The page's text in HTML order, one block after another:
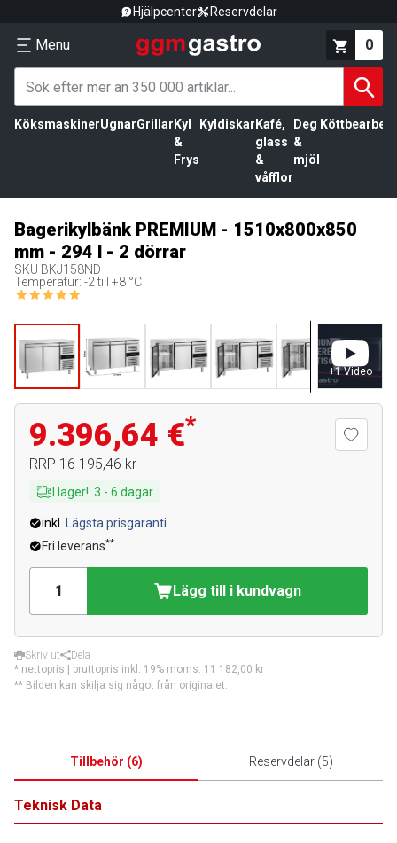
Hjälpcenter Reservdelar
Menu 0
KöksmaskinerUgnarGrillar Kyl
&
Frys
Kyldiskar Kafé,
glass
&
våfflor
Deg
&
mjöl
Bagerikylbänk PREMIUM - 1510x800x850
mm - 294 l - 2 dörrar
SKU BKJ158ND
Temperatur: -2 till +8 °C
+1 Video
9.396,64 €*
RRP 16 195,46 kr
I lager!: 3 - 6 dagar
inkl.
Lägsta prisgaranti
Fri leverans**
Lägg till i kundvagn
Skriv ut
Dela
* nettopris | bruttopris inkl. 19% moms: 11 182,00 kr
** Bilden kan skilja sig något från originalet.
Tillbehör (6) Reservdelar(5)
Teknisk Data